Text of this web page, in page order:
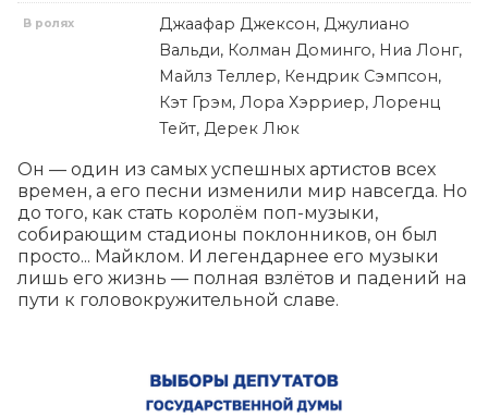
В ролях
Джаафар Джексон, Джулиано
Вальди, Колман Доминго, Ниа Лонг,
Майлз Теллер, Кендрик Сэмпсон,
Кэт Грэм, Лора Хэрриер, Лоренц
Тейт, Дерек Люк
Он — один из самых успешных артистов всех
времен, а его песни изменили мир навсегда. Но
до того, как стать королём поп-музыки,
собирающим стадионы поклонников, он был
просто... Майклом. И легендарнее его музыки
лишь его жизнь — полная взлётов и падений на
пути к головокружительной славе.